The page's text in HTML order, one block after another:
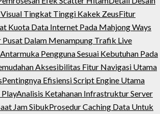
Tingkat Tinggi Kakek ZeusFitur
Kuota Data Internet Pada Mahjong Ways
Pusat Dalam Menampung Trafik Live
Pengguna Sesuai Kebutuhan Pada
Aksesibilitas Fitur Navigasi Utama
Pentingnya Efisiensi Script Engine Utama
Analisis Ketahanan Infrastruktur Server
Jam SibukProsedur Caching Data Untuk